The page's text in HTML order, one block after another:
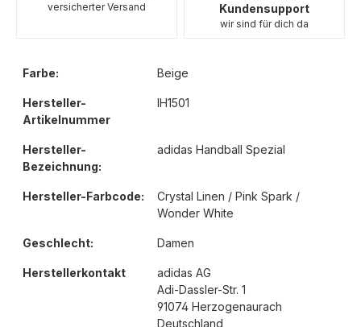
versicherter Versand
Kundensupport
wir sind für dich da
Farbe: Beige
Hersteller-
Artikelnummer
IH1501
Hersteller-
Bezeichnung:
adidas Handball Spezial
Hersteller-Farbcode:
Crystal Linen / Pink Spark /
Wonder White
Geschlecht: Damen
Herstellerkontakt
adidas AG
Adi-Dassler-Str. 1
91074 Herzogenaurach
Deutschland